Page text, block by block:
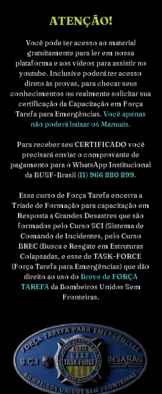
ATENÇÃO!
Você pode ter acesso ao material
gratuitamente para ler em nossa
plataforma e aos vídeos para assistir no
youtube. Inclusíve poderá ter acesso
direto às provas, para checar seus
conhecimentos ou realmente solicitar sua
certificação da Capacitação em Força
Tarefa para Emergências. Você apenas
não poderá baixar os Manuais.
Para receber seu CERTIFICADO você
precisará enviar o comprovante de
pagamento para o WhatsApp Institucional
da BUSF-Brasil(11) 966 880 899.
Esse curso de Força Tarefa encerra a
Tríade de Formação para capacitação em
Resposta a Grandes Desastres que são
formados pelo Curso SCI (Sistema de
Comando de Incidentes, pelo Curso
BREC (Busca e Resgate em Estruturas
Colapsadas, e esse de TASK-FORCE
(Força Tarefa para Emergências) que dão
direito ao uso do Breve de FORÇA
TAREFAda Bombeiros Unidos Sem
Fronteiras.